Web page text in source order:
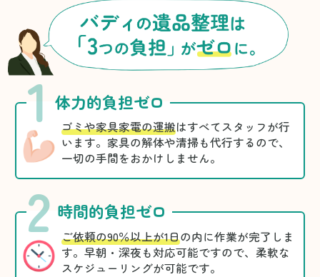
1 体力的負担ゼロ
ゴミや家具家電の運搬はすべてスタッフが行
います。家具の解体や清掃も代行するので、
一切の手間をおかけしません。
2 時間的負担ゼロ
ご依頼の90％以上が1日の内に作業が完了しま
す。早朝・深夜も対応可能ですので、柔軟な
スケジューリングが可能です。